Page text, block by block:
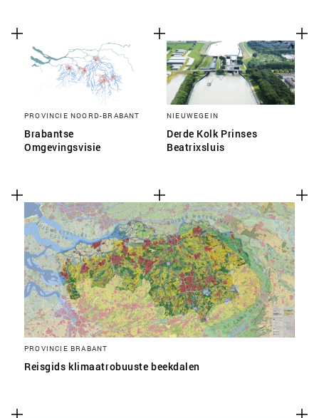
PROVINCIE NOORD-BRABANT
Brabantse
Omgevingsvisie
NIEUWEGEIN
Derde Kolk Prinses
Beatrixsluis
PROVINCIE BRABANT
Reisgids klimaatrobuuste beekdalen